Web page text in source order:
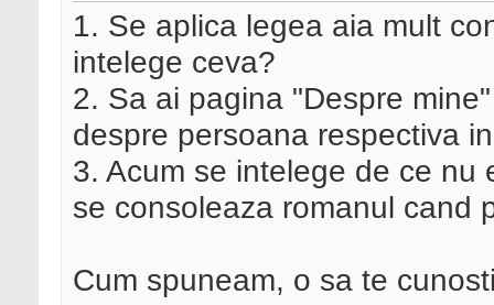
1. Se aplica legea aia mult
intelege ceva?
2. Sa ai pagina "Despre
despre persoana respectiva
3. Acum se intelege de ce
se consoleaza romanul cand
Cum spuneam, o sa te